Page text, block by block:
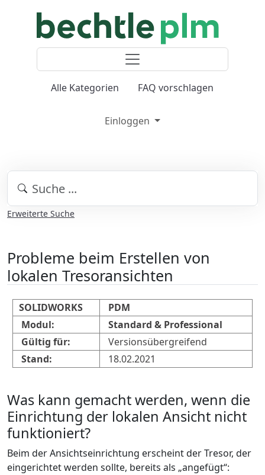
Alle Kategorien FAQ vorschlagen
Einloggen
Erweiterte Suche
Probleme beim Erstellen von
lokalen Tresoransichten
SOLIDWORKS
PDM
Modul:
Standard & Professional
Gültig für:
Versionsübergreifend
Stand:
18.02.2021
Was kann gemacht werden, wenn die
Einrichtung der lokalen Ansicht nicht
funktioniert?
Beim der Ansichtseinrichtung erscheint der Tresor, der
eingerichtet werden sollte, bereits als „angefügt“: